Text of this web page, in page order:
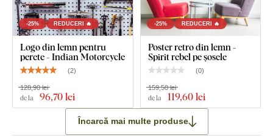
-25% REDUCERI 🔥
Logo din lemn pentru
perete - Indian Motorcycle
(2)
de la 96,70 lei
128,90 lei
-25% REDUCERI 🔥
Poster retro din lemn -
Spirit rebel pe șosele
(0)
de la 119,60 lei
159,50 lei
Încarcă mai multe produse